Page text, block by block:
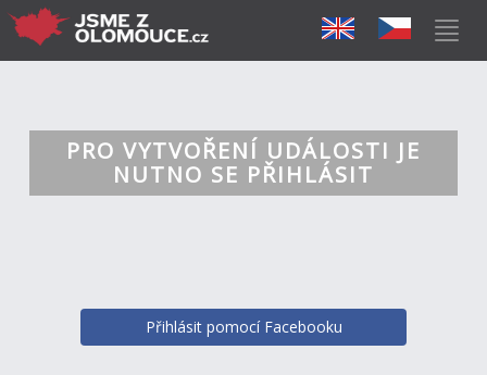
PRO VYTVOŘENÍ UDÁLOSTI JE
NUTNO SE PŘIHLÁSIT
Přihlásit pomocí Facebooku